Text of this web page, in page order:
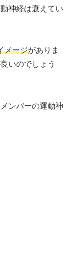
神経は衰えてい
メージがありま
いのでしょう
ンバーの運動神